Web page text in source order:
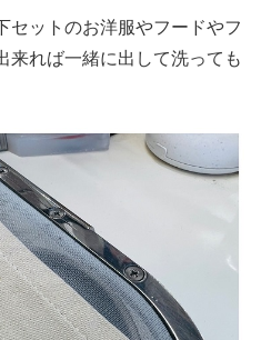
セットのお洋服やフードやフ
来れば一緒に出して洗っても